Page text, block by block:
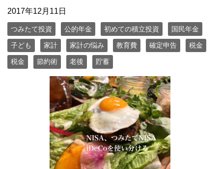
2017年12月11日
つみたて投資 公的年金 初めての積立投資 国民年金
子ども 家計 家計の悩み 教育費 確定申告 税金
税金 節約術 老後 貯蓄